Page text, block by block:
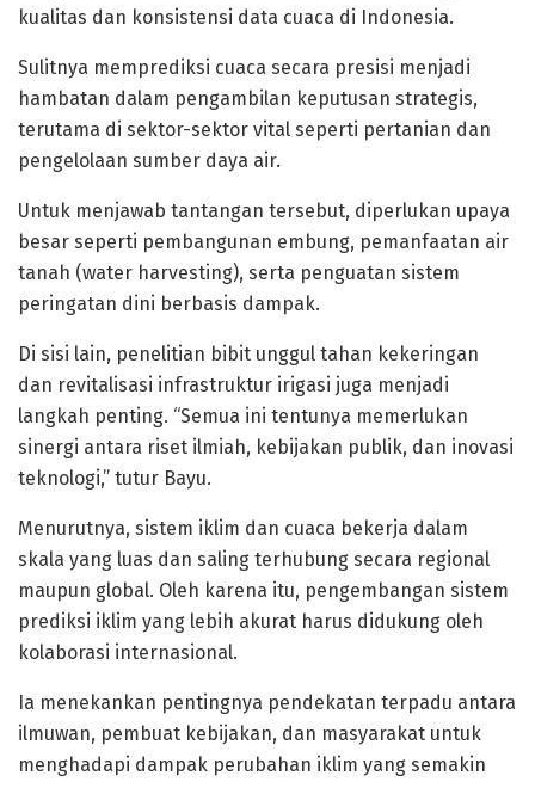
kualitas dan konsistensi data cuaca di Indonesia.
Sulitnya memprediksi cuaca secara presisi menjadi
hambatan dalam pengambilan keputusan strategis,
terutama di sektor-sektor vital seperti pertanian dan
pengelolaan sumber daya air.
Untuk menjawab tantangan tersebut, diperlukan upaya
besar seperti pembangunan embung, pemanfaatan air
tanah (water harvesting), serta penguatan sistem
peringatan dini berbasis dampak.
Di sisi lain, penelitian bibit unggul tahan kekeringan
dan revitalisasi infrastruktur irigasi juga menjadi
langkah penting. “Semua ini tentunya memerlukan
sinergi antara riset ilmiah, kebijakan publik, dan inovasi
teknologi,” tutur Bayu.
Menurutnya, sistem iklim dan cuaca bekerja dalam
skala yang luas dan saling terhubung secara regional
maupun global. Oleh karena itu, pengembangan sistem
prediksi iklim yang lebih akurat harus didukung oleh
kolaborasi internasional.
Ia menekankan pentingnya pendekatan terpadu antara
ilmuwan, pembuat kebijakan, dan masyarakat untuk
menghadapi dampak perubahan iklim yang semakin